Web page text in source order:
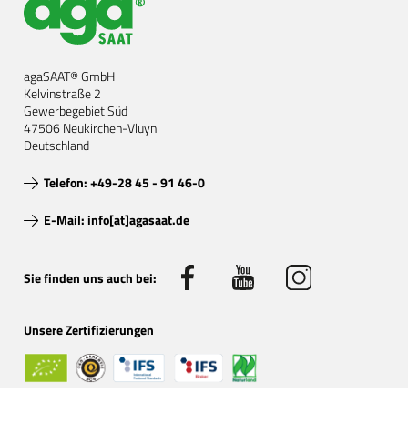
agaSAAT® GmbH
Kelvinstraße 2
Gewerbegebiet Süd
47506 Neukirchen-Vluyn
Deutschland
Telefon: +49-28 45 - 91 46-0
E-Mail: info[at]agasaat.de
Unsere Zertifizierungen
Sie finden uns auch bei: